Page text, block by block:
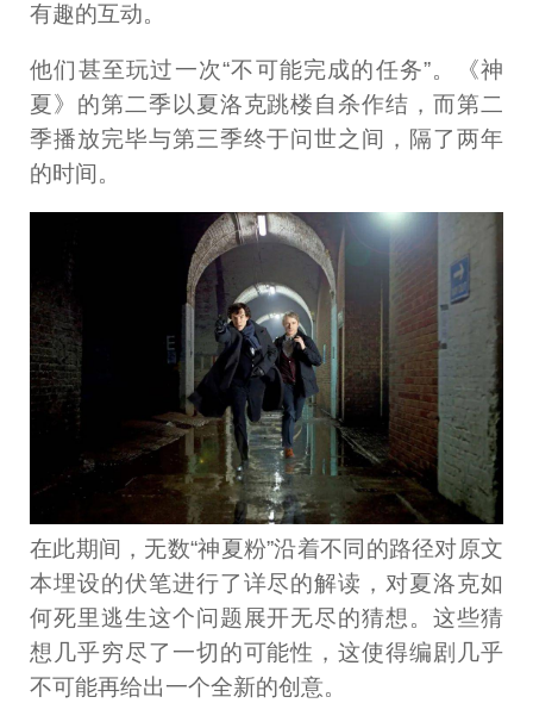
有趣的互动。
他们甚至玩过一次“不可能完成的任务”。《神
夏》的第二季以夏洛克跳楼自杀作结，而第二
季播放完毕与第三季终于问世之间，隔了两年
的时间。
在此期间，无数“神夏粉”沿着不同的路径对原文
本埋设的伏笔进行了详尽的解读，对夏洛克如
何死里逃生这个问题展开无尽的猜想。这些猜
想几乎穷尽了一切的可能性，这使得编剧几乎
不可能再给出一个全新的创意。